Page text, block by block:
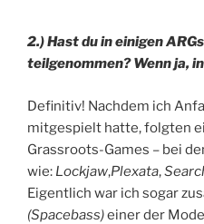
2.) Hast du in einigen
teilgenommen? Wenn ja,
Definitiv! Nachdem ich
mitgespielt hatte, folgten
Grassroots-Games – bei
wie: Lockjaw,Plexata,
Eigentlich war ich sogar
(Spacebass)einer der